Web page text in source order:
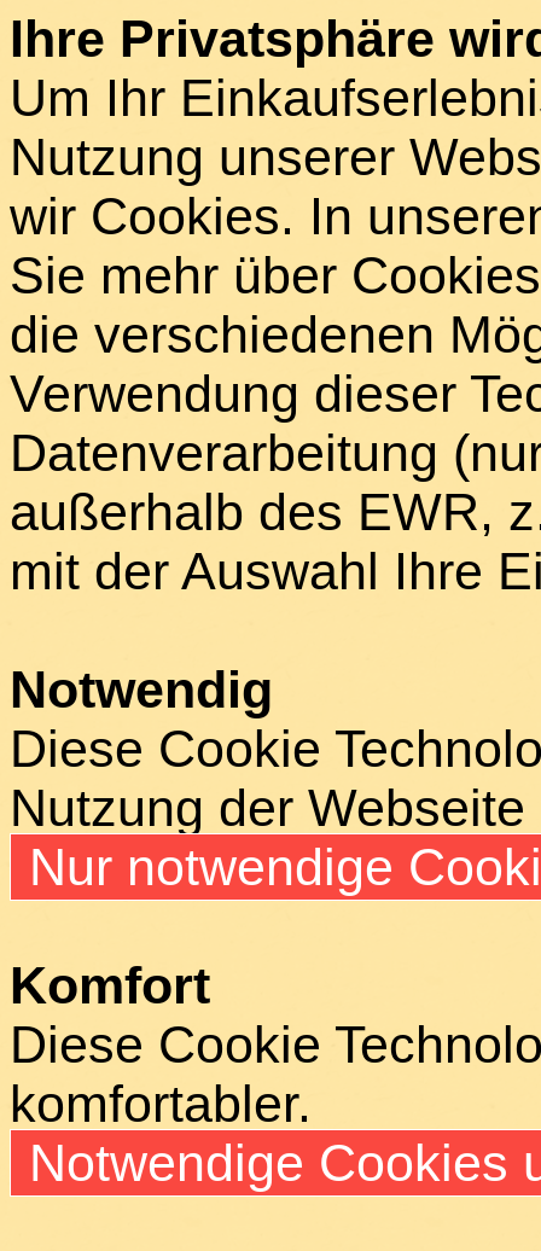
Ihre Privatsphäre
Um Ihr
Nutzung unserer
wir Cookies. In
Sie mehr über
die verschiedenen
Verwendung dieser
Datenverarbeitung
außerhalb des EWR,
mit der Auswahl Ihre
Notwendig
Diese Cookie
Nutzung der
Nur notwendige
Komfort
Diese Cookie
komfortabler.
Notwendige Cookies